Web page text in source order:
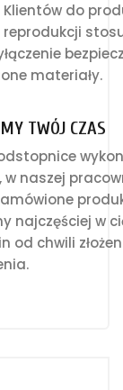
do
reprodukcji
materiały.
TWÓJ CZAS
w naszej
najczęściej w
od chwili